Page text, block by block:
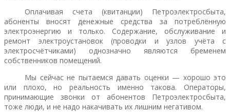
Оплачивая счета (квитанции) Петроэлектросбыта,
абоненты вносят денежные средства за потреблённую
электроэнергию и только. Содержание, обслуживание и
ремонт электроустановок (проводки и узлов учёта с
электросчётчиками) однозначно являются бременем
собственников помещений.
Мы сейчас не пытаемся давать оценки — хорошо это
или плохо, но реальность именно такова. Операторы,
принимающие звонки от абонентов Петроэлектросбыта,
тоже люди, и не надо накачивать их лишним негативом.